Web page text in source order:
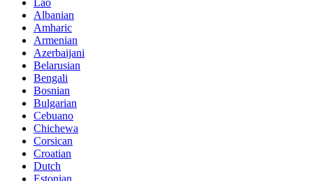
Lao
Albanian
Amharic
Armenian
Azerbaijani
Belarusian
Bengali
Bosnian
Bulgarian
Cebuano
Chichewa
Corsican
Croatian
Dutch